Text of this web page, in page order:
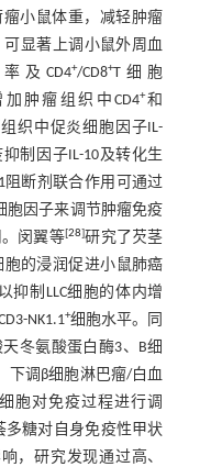
小鼠体重，减轻肿瘤
显著上调小鼠外周血
及CD4+/CD8+T细胞
肿瘤组织中CD4+和
织中促炎细胞因子IL-
制因子IL-10及转化生
阻断剂联合作用可通过
胞因子来调节肿瘤免疫
闵翼等[28]研究了芡茎
胞的浸润促进小鼠肺癌
抑制LLC细胞的体内增
NK1.1+细胞水平。同
冬氨酸蛋白酶3、B细
下调β细胞淋巴瘤/白血
胞对免疫过程进行调
多糖对自身免疫性甲状
，研究发现通过高、